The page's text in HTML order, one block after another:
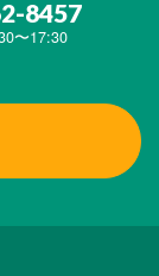
8457
〜17:30